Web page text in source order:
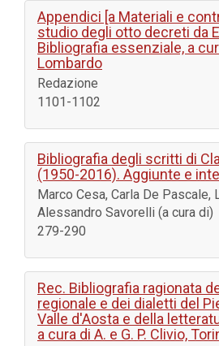
Appendici [a Materiali e
studio degli otto decreti da
Bibliografia essenziale, a
Lombardo
Redazione
1101-1102
Bibliografia degli scritti di
(1950-2016). Aggiunte e
Marco Cesa, Carla De Pascale,
Alessandro Savorelli (a cura di)
279-290
Rec. Bibliografia ragionata
regionale e dei dialetti del
Valle d'Aosta e della
a cura di A. e G. P. Clivio,